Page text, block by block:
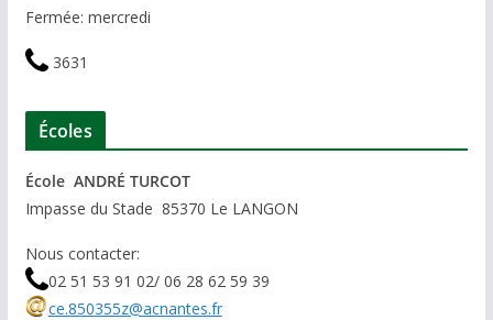
Fermée: mercredi
3631
Écoles
École ANDRÉ TURCOT
Impasse du Stade 85370 Le LANGON
Nous contacter:
02 51 53 91 02/ 06 28 62 59 39
ce.850355z@acnantes.fr